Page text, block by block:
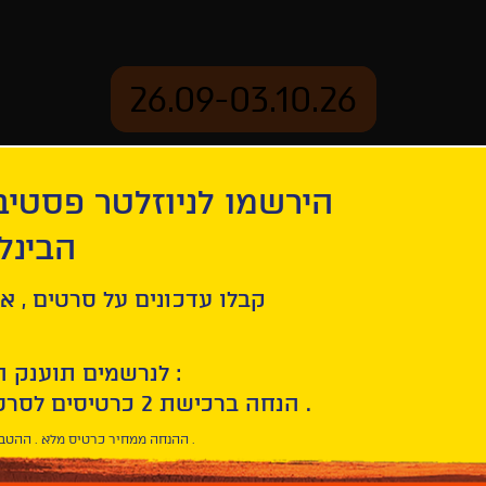
26.09-03.10.26
הירשמו לניוזלטר
קבלו עדכונים על סרטים ,
לנרשמים תוענק הטבת הצטרפות :
10% הנחה ברכישת 2 כרטיסים לסרטי הפסטיבל .
* ההנחה ממחיר כרטיס מלא . ההטבה היא אישית וחד פעמית .